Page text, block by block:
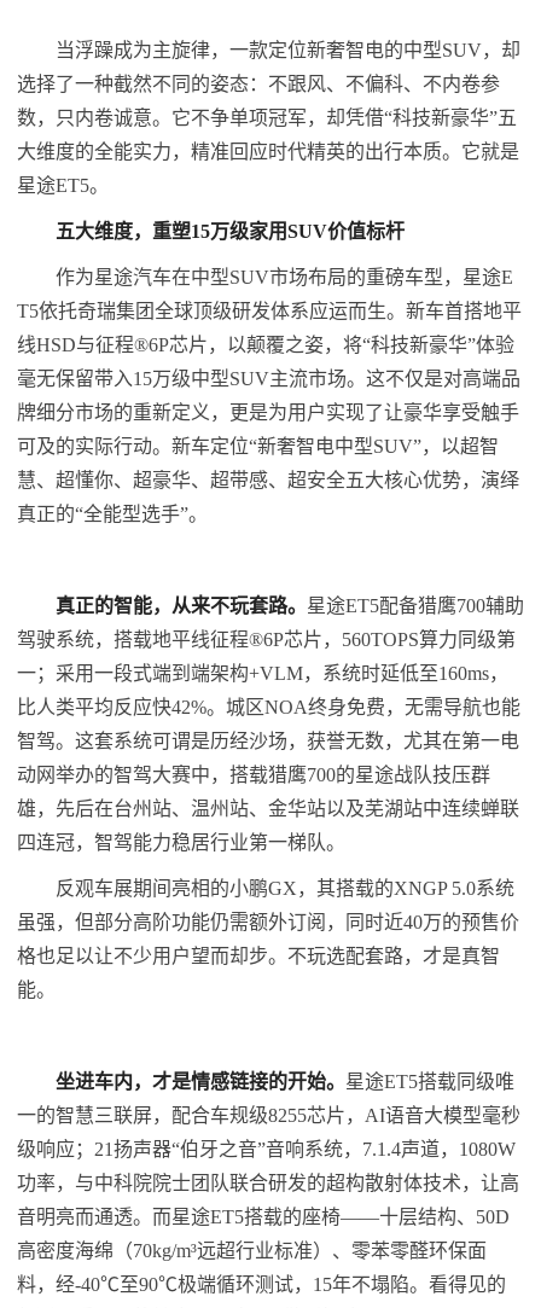
当浮躁成为主旋律，一款定位新奢智电的中型SUV，却
选择了一种截然不同的姿态：不跟风、不偏科、不内卷参
数，只内卷诚意。它不争单项冠军，却凭借“科技新豪华”五
大维度的全能实力，精准回应时代精英的出行本质。它就是
星途ET5。
五大维度，重塑15万级家用SUV价值标杆
作为星途汽车在中型SUV市场布局的重磅车型，星途E
T5依托奇瑞集团全球顶级研发体系应运而生。新车首搭地平
线HSD与征程®6P芯片，以颠覆之姿，将“科技新豪华”体验
毫无保留带入15万级中型SUV主流市场。这不仅是对高端品
牌细分市场的重新定义，更是为用户实现了让豪华享受触手
可及的实际行动。新车定位“新奢智电中型SUV”，以超智
慧、超懂你、超豪华、超带感、超安全五大核心优势，演绎
真正的“全能型选手”。
真正的智能，从来不玩套路。 星途ET5配备猎鹰700辅助
驾驶系统，搭载地平线征程®️6P芯片，560TOPS算力同级第
一；采用一段式端到端架构+VLM，系统时延低至160ms，
比人类平均反应快42%。城区NOA终身免费，无需导航也能
智驾。这套系统可谓是历经沙场，获誉无数，尤其在第一电
动网举办的智驾大赛中，搭载猎鹰700的星途战队技压群
雄，先后在台州站、温州站、金华站以及芜湖站中连续蝉联
四连冠，智驾能力稳居行业第一梯队。
反观车展期间亮相的小鹏GX，其搭载的XNGP 5.0系统
虽强，但部分高阶功能仍需额外订阅，同时近40万的预售价
格也足以让不少用户望而却步。不玩选配套路，才是真智
能。
坐进车内，才是情感链接的开始。 星途ET5搭载同级唯
一的智慧三联屏，配合车规级8255芯片，AI语音大模型毫秒
级响应；21扬声器“伯牙之音”音响系统，7.1.4声道，1080W
功率，与中科院院士团队联合研发的超构散射体技术，让高
音明亮而通透。而星途ET5搭载的座椅——十层结构、50D
高密度海绵（70kg/m³远超行业标准）、零苯零醛环保面
料，经-40℃至90℃极端循环测试，15年不塌陷。看得见的